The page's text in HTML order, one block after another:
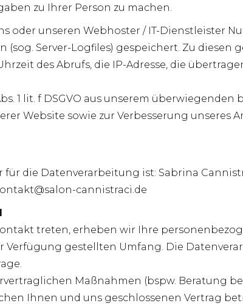
zu Ihrer Person zu machen.
oder unseren Webhoster / IT-Dienstleister
Server-Logfiles) gespeichert. Zu diesen
des Abrufs, die IP-Adresse, die
1 lit. f DSGVO aus unserem
Website sowie zur Verbesserung unseres
die Datenverarbeitung ist: Sabrina
cannistraci.de
treten, erheben wir Ihre
Verfügung gestellten Umfang. Die
Maßnahmen (bspw. Beratung
Ihnen und uns geschlossenen Vertrag